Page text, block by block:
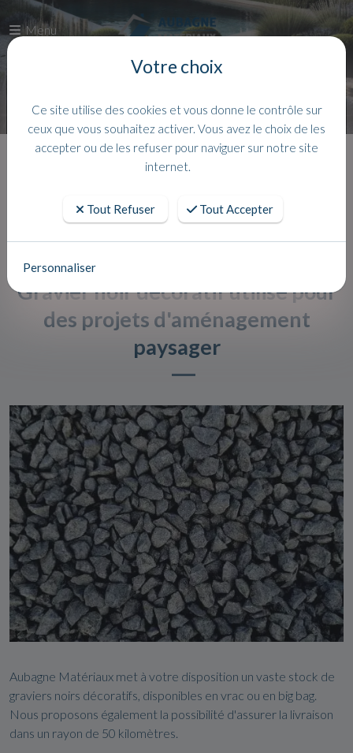
Menu
Accueil Actualites
Gravier noir décoratif utilisé pour
des projets d'aménagement
paysager
Aubagne Matériaux met à votre disposition un vaste stock de
graviers noirs décoratifs, disponibles en vrac ou en big bag.
Nous proposons également la possibilité d'assurer la livraison
dans un rayon de 50 kilomètres.
Votre choix
Ce site utilise des cookies et vous donne le contrôle sur
ceux que vous souhaitez activer. Vous avez le choix de les
accepter ou de les refuser pour naviguer sur notre site
internet.
Tout Refuser Tout Accepter
Personnaliser